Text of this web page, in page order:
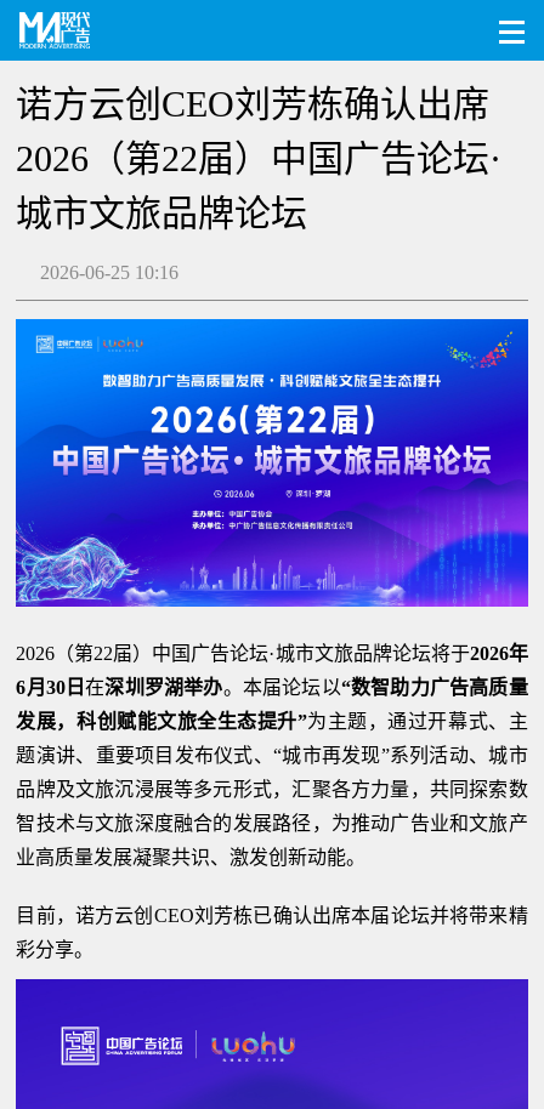
诺方云创CEO刘芳栋确认出席
2026（第22届）中国广告论坛·
城市文旅品牌论坛
2026-06-25 10:16
2026（第22届）中国广告论坛·城市文旅品牌论坛将于2026年
6月30日在深圳罗湖举办。本届论坛以“数智助力广告高质量
发展，科创赋能文旅全生态提升”为主题，通过开幕式、主
题演讲、重要项目发布仪式、“城市再发现”系列活动、城市
品牌及文旅沉浸展等多元形式，汇聚各方力量，共同探索数
智技术与文旅深度融合的发展路径，为推动广告业和文旅产
业高质量发展凝聚共识、激发创新动能。
目前，诺方云创CEO刘芳栋已确认出席本届论坛并将带来精
彩分享。